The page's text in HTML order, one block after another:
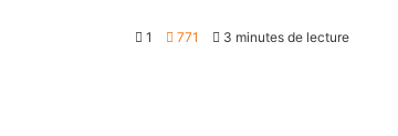
1 771 3 minutes de lecture